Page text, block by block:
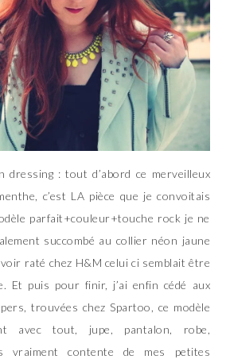
dressing : tout d’abord ce merveilleux
c’est LA pièce que je convoitais
parfait+couleur+touche rock je ne
succombé au collier néon jaune
raté chez H&M celui ci semblait être
Et puis pour finir, j’ai enfin cédé aux
trouvées chez Spartoo , ce modèle
avec tout, jupe, pantalon, robe,
vraiment contente de mes petites